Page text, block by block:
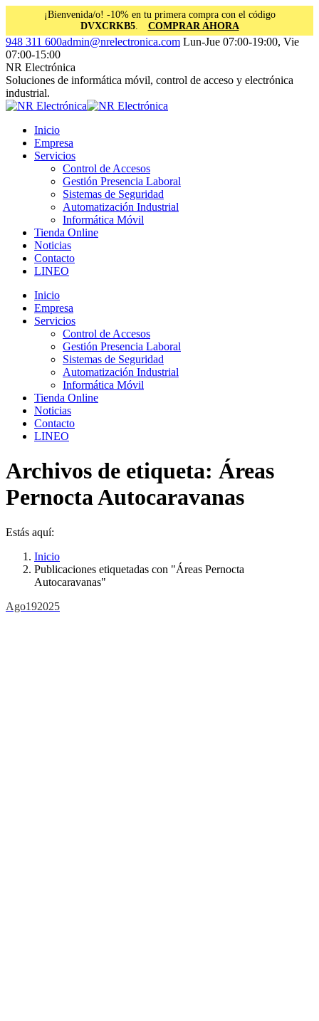
¡Bienvenida/o! -10% en tu primera compra con el código
DVXCRKB5. COMPRAR AHORA
Saltar
al
contenido
Facebook
page
opens
in
new
window
Instagram
page
opens
in
new
window
Linkedin
page
opens
in
new
window
948 311 600admin@nrelectronica.com Lun-Jue 07:00-19:00, Vie
07:00-15:00
NR Electrónica
Soluciones de informática móvil, control de acceso y electrónica
industrial.
Inicio
Empresa
Servicios
Control de Accesos
Gestión Presencia Laboral
Sistemas de Seguridad
Automatización Industrial
Informática Móvil
Tienda Online
Noticias
Contacto
LINEO
Inicio
Empresa
Servicios
Control de Accesos
Gestión Presencia Laboral
Sistemas de Seguridad
Automatización Industrial
Informática Móvil
Tienda Online
Noticias
Contacto
LINEO
Archivos de etiqueta: Áreas
Pernocta Autocaravanas
Estás aquí:
Inicio
Publicaciones etiquetadas con "Áreas Pernocta
Autocaravanas"
Ago192025